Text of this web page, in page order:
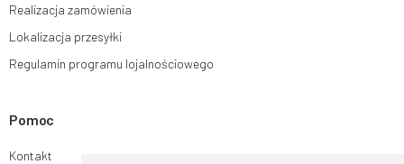
Realizacja zamówienia
Lokalizacja przesyłki
Regulamin programu lojalnościowego
Pomoc
Kontakt